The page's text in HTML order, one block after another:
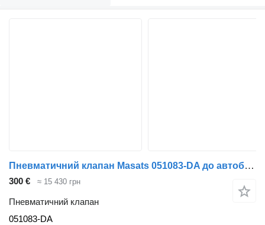
Пневматичний клапан Masats 051083-DA до автобуса
300 € ≈ 15 430 грн
Пневматичний клапан
051083-DA